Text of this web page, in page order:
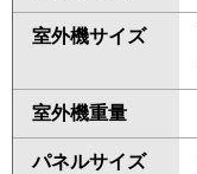
室外機サイズ
室外機重量
パネルサイズ